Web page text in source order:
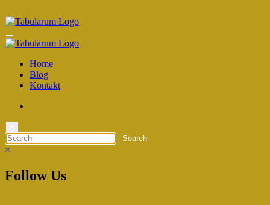
Inhalt
Home
Blog
Kontakt
×
Follow Us